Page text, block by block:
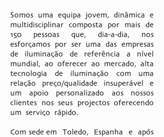
Somos uma equipa jovem, dinâmica e
multidisciplinar composta por mais de
150 pessoas que, dia-a-dia, nos
esforçamos por ser uma das empresas
de iluminação de referência a nível
mundial, ao oferecer ao mercado, alta
tecnologia de iluminação com uma
relação preço/qualidade insuperável e
um apoio personalizado aos nossos
clientes nos seus projectos oferecendo
um serviço rápido.​
Com sede em Toledo, Espanha e após